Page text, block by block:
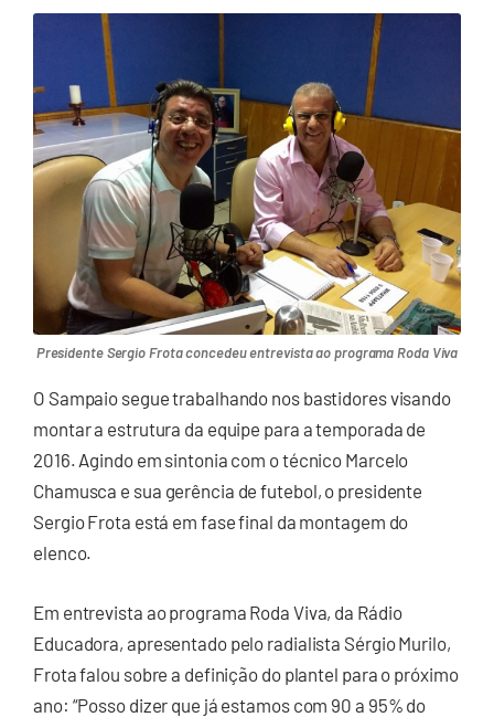
Presidente Sergio Frota concedeu entrevista ao programa Roda Viva
O Sampaio segue trabalhando nos bastidores visando
montar a estrutura da equipe para a temporada de
2016. Agindo em sintonia com o técnico Marcelo
Chamusca e sua gerência de futebol, o presidente
Sergio Frota está em fase final da montagem do
elenco.
Em entrevista ao programa Roda Viva, da Rádio
Educadora, apresentado pelo radialista Sérgio Murilo,
Frota falou sobre a definição do plantel para o próximo
ano: “Posso dizer que já estamos com 90 a 95% do